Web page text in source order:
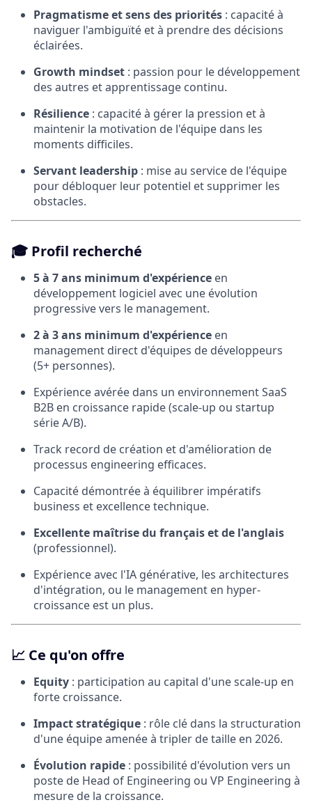
Pragmatisme et sens des priorités : capacité à
naviguer l'ambiguïté et à prendre des décisions
éclairées.
Growth mindset : passion pour le développement
des autres et apprentissage continu.
Résilience : capacité à gérer la pression et à
maintenir la motivation de l'équipe dans les
moments difficiles.
Servant leadership : mise au service de l'équipe
pour débloquer leur potentiel et supprimer les
obstacles.
🎓 Profil recherché
5 à 7 ans minimum d'expérience en
développement logiciel avec une évolution
progressive vers le management.
2 à 3 ans minimum d'expérience en
management direct d'équipes de développeurs
(5+ personnes).
Expérience avérée dans un environnement SaaS
B2B en croissance rapide (scale-up ou startup
série A/B).
Track record de création et d'amélioration de
processus engineering efficaces.
Capacité démontrée à équilibrer impératifs
business et excellence technique.
Excellente maîtrise du français et de l'anglais
(professionnel).
Expérience avec l'IA générative, les architectures
d'intégration, ou le management en hyper-
croissance est un plus.
📈 Ce qu'on offre
Equity : participation au capital d'une scale-up en
forte croissance.
Impact stratégique : rôle clé dans la structuration
d'une équipe amenée à tripler de taille en 2026.
Évolution rapide : possibilité d'évolution vers un
poste de Head of Engineering ou VP Engineering à
mesure de la croissance.